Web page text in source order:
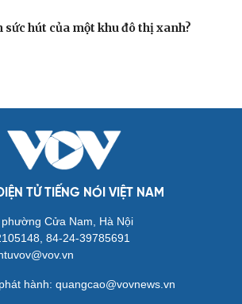
hút của một khu đô thị xanh?
TỬ TIẾNG NÓI VIỆT NAM
Cửa Nam, Hà Nội
84-24-39785691
hành: quangcao@vovnews.vn